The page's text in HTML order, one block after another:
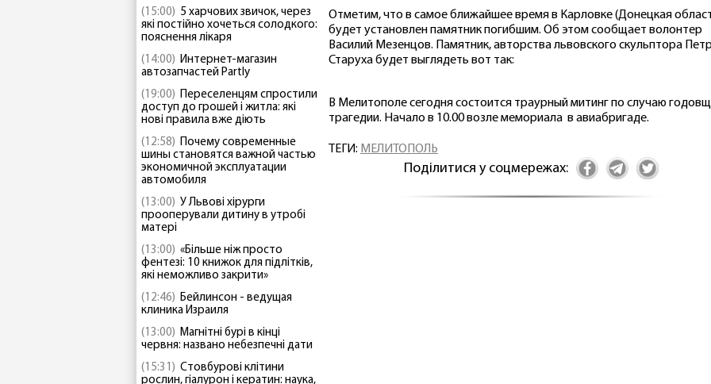
(15:00) 5 харчових звичок, через
які постійно хочеться солодкого:
пояснення лікаря
(14:00) Интернет-магазин
автозапчастей Partly
(19:00) Переселенцям спростили
доступ до грошей і житла: які
нові правила вже діють
(12:58) Почему современные
шины становятся важной частью
экономичной эксплуатации
автомобиля
(13:00) У Львові хірурги
прооперували дитину в утробі
матері
(13:00) «Більше ніж просто
фентезі: 10 книжок для підлітків,
які неможливо закрити»
(12:46) Бейлинсон - ведущая
клиника Израиля
(13:00) Магнітні бурі в кінці
червня: названо небезпечні дати
(15:31) Стовбурові клітини
рослин, гіалурон і кератин: наука,
Отметим, что в самое ближайшее время в Карловке (Донецкая
будет установлен памятник погибшим. Об этом сообщает волонтер
Василий Мезенцов. Памятник, авторства львовского скульптора
Старуха будет выглядеть вот так:
В Мелитополе сегодня состоится траурный митинг по случаю
трагедии. Начало в 10.00 возле мемориала в авиабригаде.
ТЕГИ: МЕЛИТОПОЛЬ
Поділитися у соцмережах: